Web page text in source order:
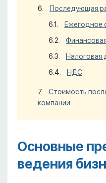
Последующая
Ежегодное
Налоговая
НДС
Стоимость
компании
Основные
ведения